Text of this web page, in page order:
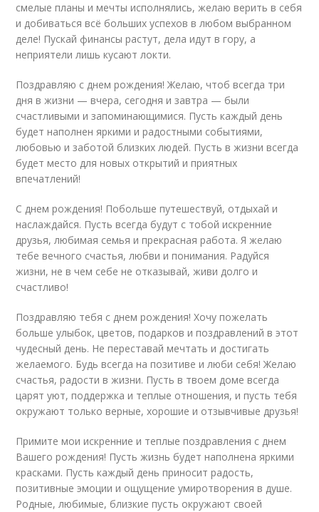
смелые планы и мечты исполнялись, желаю верить в себя
и добиваться всё больших успехов в любом выбранном
деле! Пускай финансы растут, дела идут в гору, а
неприятели лишь кусают локти.
Поздравляю с днем рождения! Желаю, чтоб всегда три
дня в жизни — вчера, сегодня и завтра — были
счастливыми и запоминающимися. Пусть каждый день
будет наполнен яркими и радостными событиями,
любовью и заботой близких людей. Пусть в жизни всегда
будет место для новых открытий и приятных
впечатлений!
С днем рождения! Побольше путешествуй, отдыхай и
наслаждайся. Пусть всегда будут с тобой искренние
друзья, любимая семья и прекрасная работа. Я желаю
тебе вечного счастья, любви и понимания. Радуйся
жизни, не в чем себе не отказывай, живи долго и
счастливо!
Поздравляю тебя с днем рождения! Хочу пожелать
больше улыбок, цветов, подарков и поздравлений в этот
чудесный день. Не переставай мечтать и достигать
желаемого. Будь всегда на позитиве и люби себя! Желаю
счастья, радости в жизни. Пусть в твоем доме всегда
царят уют, поддержка и теплые отношения, и пусть тебя
окружают только верные, хорошие и отзывчивые друзья!
Примите мои искренние и теплые поздравления с днем
Вашего рождения! Пусть жизнь будет наполнена яркими
красками. Пусть каждый день приносит радость,
позитивные эмоции и ощущение умиротворения в душе.
Родные, любимые, близкие пусть окружают своей